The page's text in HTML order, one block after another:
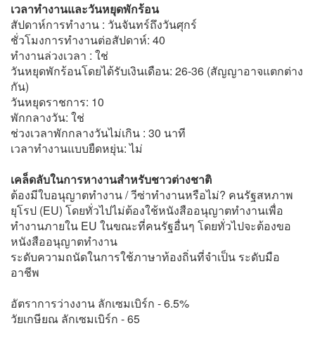
เวลาทำงานและวันหยุดพักร้อน
สัปดาห์การทำงาน : วันจันทร์ถึงวันศุกร์
ชั่วโมงการทำงานต่อสัปดาห์: 40
ทำงานล่วงเวลา : ใช่
วันหยุดพักร้อนโดยได้รับเงินเดือน: 26-36 (สัญญาอาจแตกต่าง
กัน)
วันหยุดราชการ: 10
พักกลางวัน: ใช่
ช่วงเวลาพักกลางวันไม่เกิน : 30 นาที
เวลาทำงานแบบยืดหยุ่น: ไม่
เคล็ดลับในการหางานสำหรับชาวต่างชาติ
ต้องมีใบอนุญาตทำงาน / วีซ่าทำงานหรือไม่? คนรัฐสหภาพ
ยุโรป (EU) โดยทั่วไปไม่ต้องใช้หนังสืออนุญาตทำงานเพื่อ
ทำงานภายใน EU ในขณะที่คนรัฐอื่นๆ โดยทั่วไปจะต้องขอ
หนังสืออนุญาตทำงาน
ระดับความถนัดในการใช้ภาษาท้องถิ่นที่จำเป็น ระดับมือ
อาชีพ
อัตราการว่างงาน ลักเซมเบิร์ก - 6.5%
วัยเกษียณ ลักเซมเบิร์ก - 65